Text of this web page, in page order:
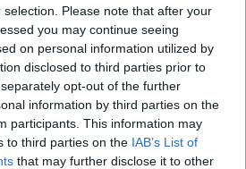
Please note that after your
you may continue seeing
on personal information utilized by
disclosed to third parties prior to
opt-out of the further
information by third parties on the
participants. This information may
to third parties on the IAB’s List of
that may further disclose it to other